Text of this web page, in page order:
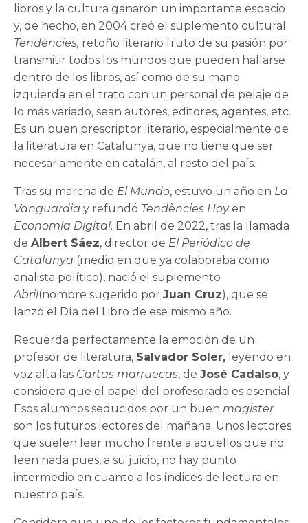
libros y la cultura ganaron un importante espacio
y, de hecho, en 2004 creó el suplemento cultural
Tendències, retoño literario fruto de su pasión por
transmitir todos los mundos que pueden hallarse
dentro de los libros, así como de su mano
izquierda en el trato con un personal de pelaje de
lo más variado, sean autores, editores, agentes, etc.
Es un buen prescriptor literario, especialmente de
la literatura en Catalunya, que no tiene que ser
necesariamente en catalán, al resto del país.
Tras su marcha de El Mundo, estuvo un año en La
Vanguardia y refundó Tendències Hoyen
Economía Digital. En abril de 2022, tras la llamada
deAlbert Sáez, director de El Periódico de
Catalunya (medio en que ya colaboraba como
analista político), nació el suplemento
Abril(nombre sugerido porJuan Cruz), que se
lanzó el Día del Libro de ese mismo año.
Recuerda perfectamente la emoción de un
profesor de literatura, Salvador Soler, leyendo en
voz alta las Cartas marruecas, deJosé Cadalso, y
considera que el papel del profesorado es esencial.
Esos alumnos seducidos por un buenmagister
son los futuros lectores del mañana. Unos lectores
que suelen leer mucho frente a aquellos que no
leen nada pues, a su juicio, no hay punto
intermedio en cuanto a los índices de lectura en
nuestro país.